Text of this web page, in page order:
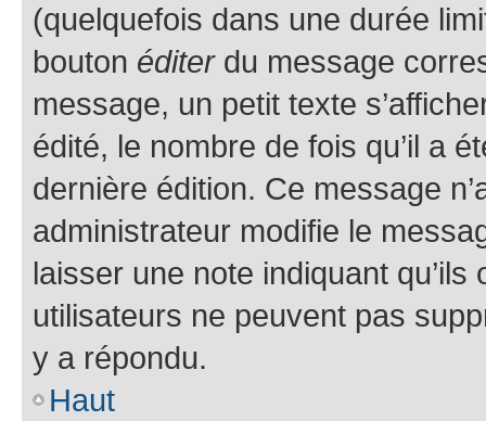
(quelquefois dans une durée
bouton éditerdu message
message, un petit texte
édité, le nombre de fois qu’il a
dernière édition. Ce message
administrateur modifie le
laisser une note indiquant
utilisateurs ne peuvent pas
y a répondu.
Haut